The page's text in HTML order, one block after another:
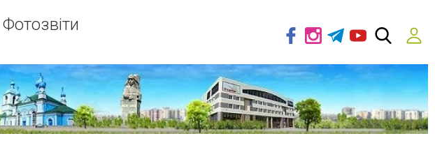
Фотозвіти